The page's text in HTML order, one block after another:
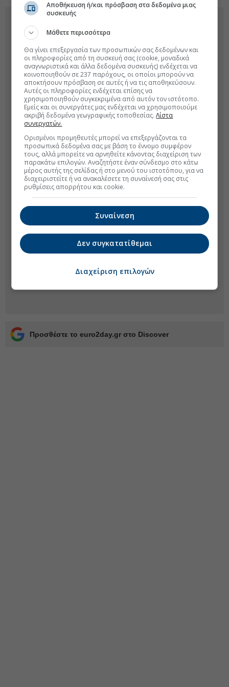
Προσθέστε το euro2day.gr στο Discover
Αποθήκευση ή/και πρόσβαση στα δεδομένα μιας
συσκευής
Μάθετε περισσότερα
Θα γίνει επεξεργασία των προσωπικών σας δεδομένων και
οι πληροφορίες από τη συσκευή σας (cookie, μοναδικά
αναγνωριστικά και άλλα δεδομένα συσκευής) ενδέχεται να
κοινοποιηθούν σε 237 παρόχους, οι οποίοι μπορούν να
αποκτήσουν πρόσβαση σε αυτές ή να τις αποθηκεύσουν.
Αυτές οι πληροφορίες ενδέχεται επίσης να
χρησιμοποιηθούν συγκεκριμένα από αυτόν τον ιστότοπο.
Εμείς και οι συνεργάτες μας ενδέχεται να χρησιμοποιούμε
ακριβή δεδομένα γεωγραφικής τοποθεσίας.Λίστα
συνεργατών.
Ορισμένοι προμηθευτές μπορεί να επεξεργάζονται τα
προσωπικά δεδομένα σας με βάση το έννομο συμφέρον
τους, αλλά μπορείτε να αρνηθείτε κάνοντας διαχείριση των
παρακάτω επιλογών. Αναζητήστε έναν σύνδεσμο στο κάτω
μέρος αυτής της σελίδας ή στο μενού του ιστοτόπου, για να
διαχειριστείτε ή να ανακαλέσετε τη συναίνεσή σας στις
ρυθμίσεις απορρήτου και cookie.
Συναίνεση
Δεν συγκατατίθεμαι
Διαχείριση επιλογών